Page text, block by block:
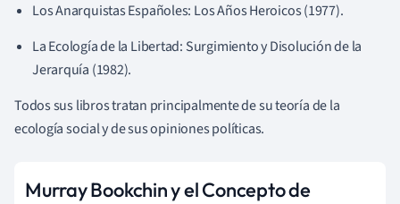
Los Anarquistas Españoles: Los Años Heroicos (1977).
La Ecología de la Libertad: Surgimiento y Disolución de la
Jerarquía (1982).
Todos sus libros tratan principalmente de su teoría de la
ecología social y de sus opiniones políticas.
Murray Bookchin y el Concepto de